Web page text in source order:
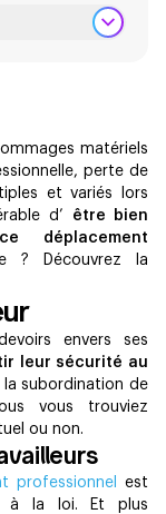
matériels
perte de
et variés lors
d’ être bien
déplacement
? Découvrez la
envers ses
leur sécurité au
la subordination de
vous trouviez
ou non.
professionnel est
à la loi. Et plus